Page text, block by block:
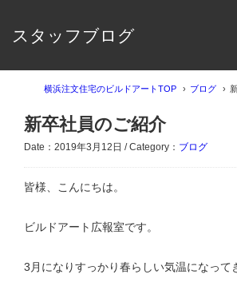
スタッフブログ
横浜注文住宅のビルドアートTOP ブログ
新卒社員のご紹介
Date：2019年3月12日 / Category： ブログ
皆様、こんにちは。
ビルドアート広報室です。
3月になりすっかり春らしい気温になって